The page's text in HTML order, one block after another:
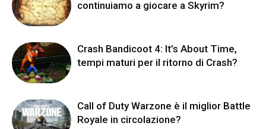
continuiamo a giocare a Skyrim?
Crash Bandicoot 4: It’s About Time,
tempi maturi per il ritorno di Crash?
Call of Duty Warzone è il miglior Battle
Royale in circolazione?